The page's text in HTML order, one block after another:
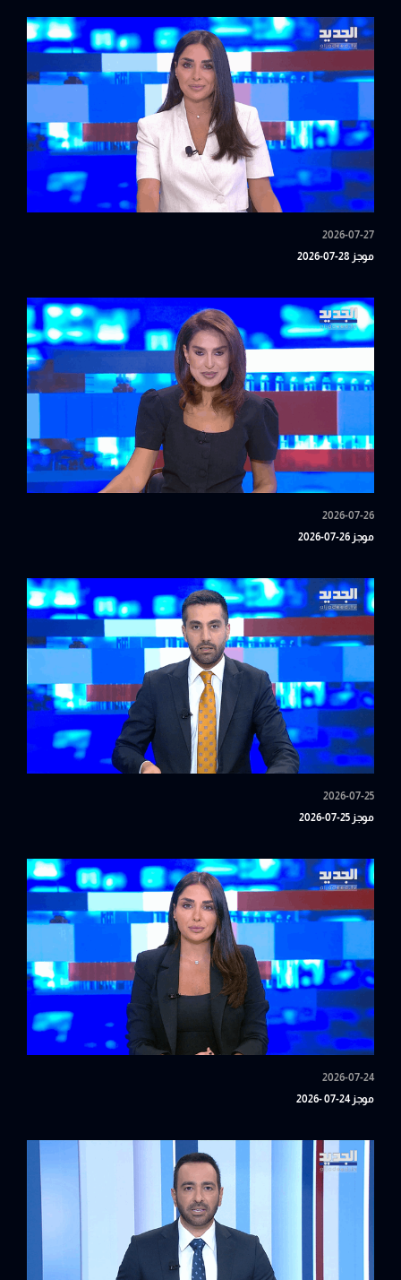
2026-07-27
موجز 28-07-2026
2026-07-26
موجز 26-07-2026
2026-07-25
موجز 25-07-2026
2026-07-24
موجز 24-07 -2026